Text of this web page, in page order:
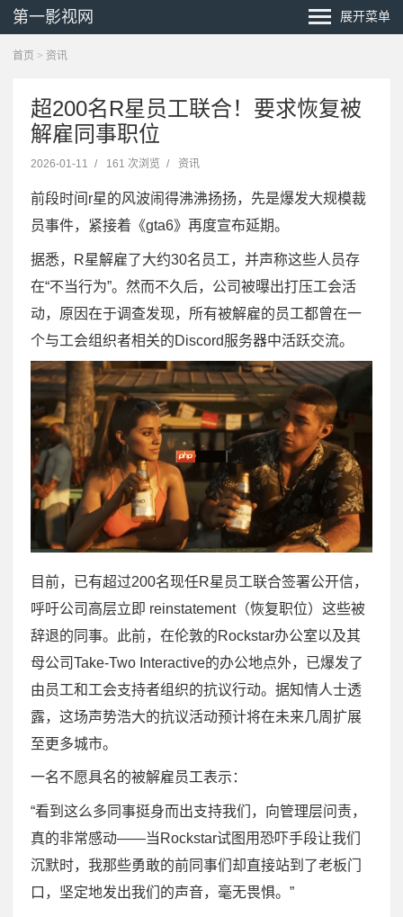
第一影视网 展开菜单
首页 > 资讯
超200名R星员工联合！要求恢复被
解雇同事职位
2026-01-11 / 161 次浏览 / 资讯
前段时间r星的风波闹得沸沸扬扬，先是爆发大规模裁
员事件，紧接着《gta6》再度宣布延期。
据悉，R星解雇了大约30名员工，并声称这些人员存
在“不当行为”。然而不久后，公司被曝出打压工会活
动，原因在于调查发现，所有被解雇的员工都曾在一
个与工会组织者相关的Discord服务器中活跃交流。
目前，已有超过200名现任R星员工联合签署公开信，
呼吁公司高层立即 reinstatement（恢复职位）这些被
辞退的同事。此前，在伦敦的Rockstar办公室以及其
母公司Take-Two Interactive的办公地点外，已爆发了
由员工和工会支持者组织的抗议行动。据知情人士透
露，这场声势浩大的抗议活动预计将在未来几周扩展
至更多城市。
一名不愿具名的被解雇员工表示：
“看到这么多同事挺身而出支持我们，向管理层问责，
真的非常感动——当Rockstar试图用恐吓手段让我们
沉默时，我那些勇敢的前同事们却直接站到了老板门
口，坚定地发出我们的声音，毫无畏惧。”